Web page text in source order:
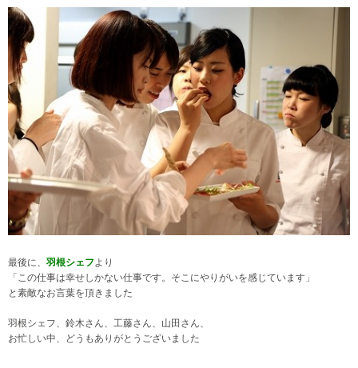
最後に、 羽根シェフより
「この仕事は幸せしかない仕事です。そこにやりがいを感じています」
と素敵なお言葉を頂きました
羽根シェフ、鈴木さん、工藤さん、山田さん、
お忙しい中、どうもありがとうございました